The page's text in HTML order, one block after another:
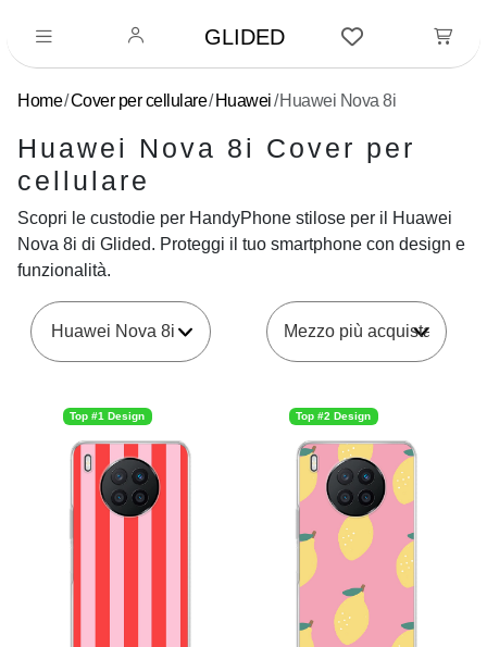
GLIDED
Home Cover per cellulare Huawei Huawei Nova 8i
Huawei Nova 8i Cover per
cellulare
Scopri le custodie per HandyPhone stilose per il Huawei
Nova 8i di Glided. Proteggi il tuo smartphone con design e
funzionalità.
Huawei Nova 8i
Top #1 Design Top #2 Design